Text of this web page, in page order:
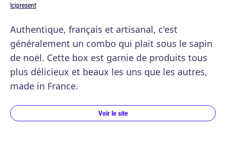
Icipresent
Authentique, français et artisanal, c'est
généralement un combo qui plait sous le sapin
de noël. Cette box est garnie de produits tous
plus délicieux et beaux les uns que les autres,
made in France.
Voir le site